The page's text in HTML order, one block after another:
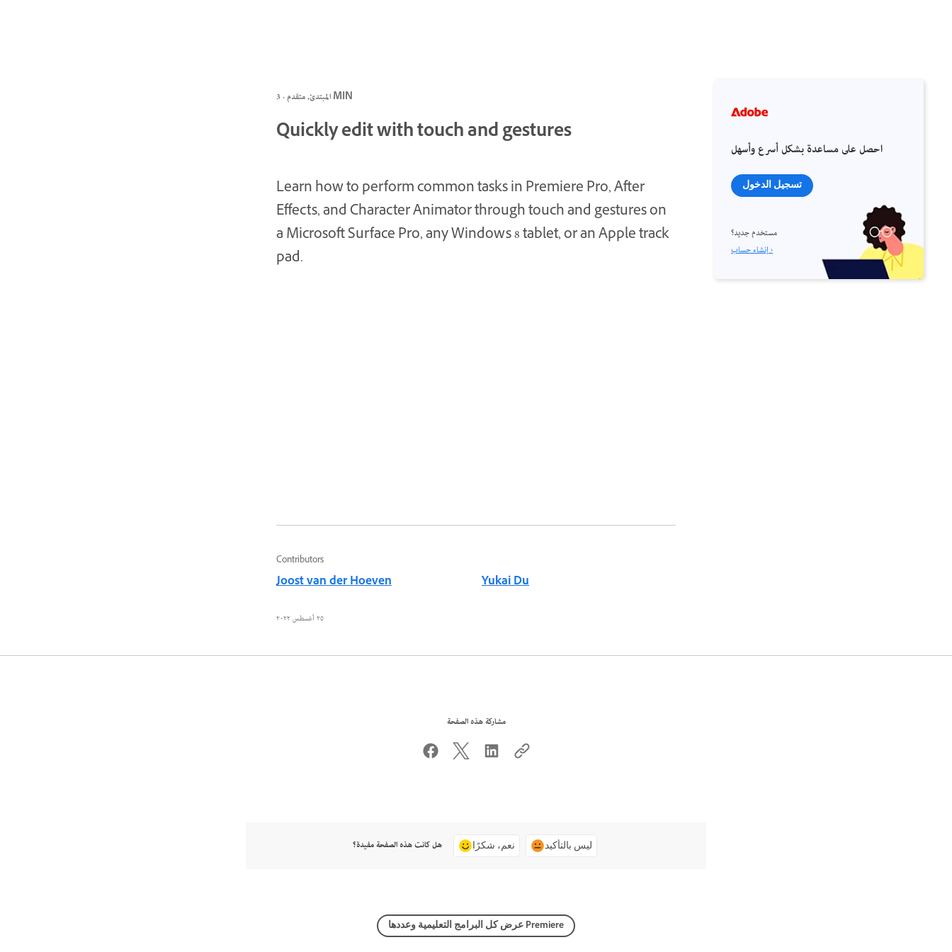
المبتدئ, متقدم · 3 MIN
Quickly edit with touch and gestures
Learn how to perform common tasks in Premiere Pro, After
Effects, and Character Animator through touch and gestures on
a Microsoft Surface Pro, any Windows 8 tablet, or an Apple track
pad.
Contributors
Joost van der Hoeven Yukai Du
٢٥ أغسطس ٢٠٢٢
احصل على مساعدة بشكل أسرع وأسهل
تسجيل الدخول
مستخدم جديد؟
إنشاء حساب ›
مشاركة هذه الصفحة
هل كانت هذه الصفحة مفيدة؟ نعم، شكرًا ليس بالتأكيد
عرض كل البرامج التعليمية وعددها Premiere